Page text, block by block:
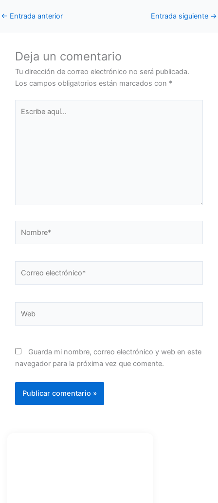
← Entrada anterior Entrada siguiente →
Deja un comentario
Tu dirección de correo electrónico no será publicada.
Los campos obligatorios están marcados con *
aquí...
Guarda mi nombre, correo electrónico y web en este
navegador para la próxima vez que comente.